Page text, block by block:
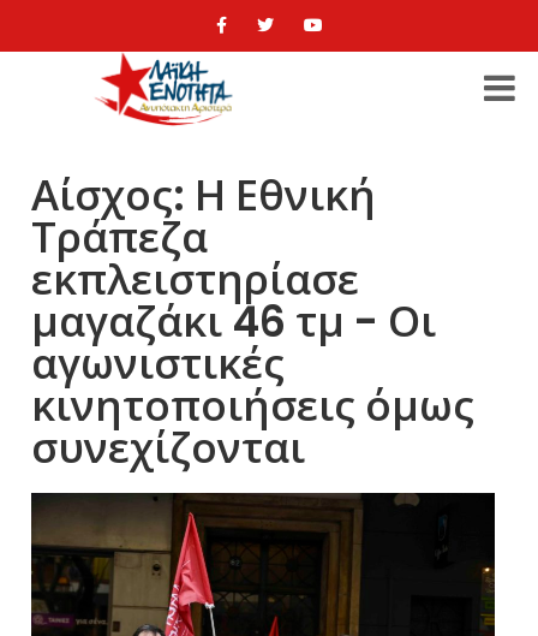
Αίσχος: Η Εθνική
Τράπεζα
εκπλειστηρίασε
μαγαζάκι 46 τμ - Οι
αγωνιστικές
κινητοποιήσεις όμως
συνεχίζονται